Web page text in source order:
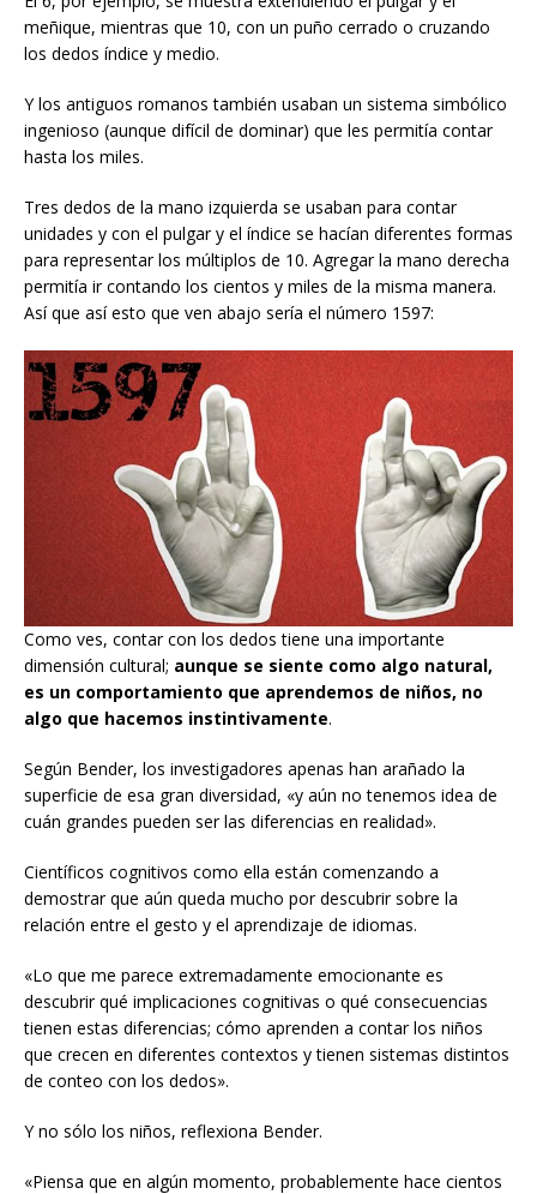
meñique, mientras que 10, con un puño cerrado o cruzando
los dedos índice y medio.
Y los antiguos romanos también usaban un sistema simbólico
ingenioso (aunque difícil de dominar) que les permitía contar
hasta los miles.
Tres dedos de la mano izquierda se usaban para contar
unidades y con el pulgar y el índice se hacían diferentes formas
para representar los múltiplos de 10. Agregar la mano derecha
permitía ir contando los cientos y miles de la misma manera.
Así que así esto que ven abajo sería el número 1597:
Como ves, contar con los dedos tiene una importante
dimensión cultural; aunque se siente como algo natural,
es un comportamiento que aprendemos de niños, no
algo que hacemos instintivamente.
Según Bender, los investigadores apenas han arañado la
superficie de esa gran diversidad, «y aún no tenemos idea de
cuán grandes pueden ser las diferencias en realidad».
Científicos cognitivos como ella están comenzando a
demostrar que aún queda mucho por descubrir sobre la
relación entre el gesto y el aprendizaje de idiomas.
«Lo que me parece extremadamente emocionante es
descubrir qué implicaciones cognitivas o qué consecuencias
tienen estas diferencias; cómo aprenden a contar los niños
que crecen en diferentes contextos y tienen sistemas distintos
de conteo con los dedos».
Y no sólo los niños, reflexiona Bender.
«Piensa que en algún momento, probablemente hace cientos